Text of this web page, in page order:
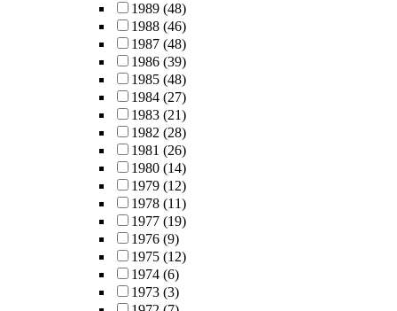
1989 (48)
1988 (46)
1987 (48)
1986 (39)
1985 (48)
1984 (27)
1983 (21)
1982 (28)
1981 (26)
1980 (14)
1979 (12)
1978 (11)
1977 (19)
1976 (9)
1975 (12)
1974 (6)
1973 (3)